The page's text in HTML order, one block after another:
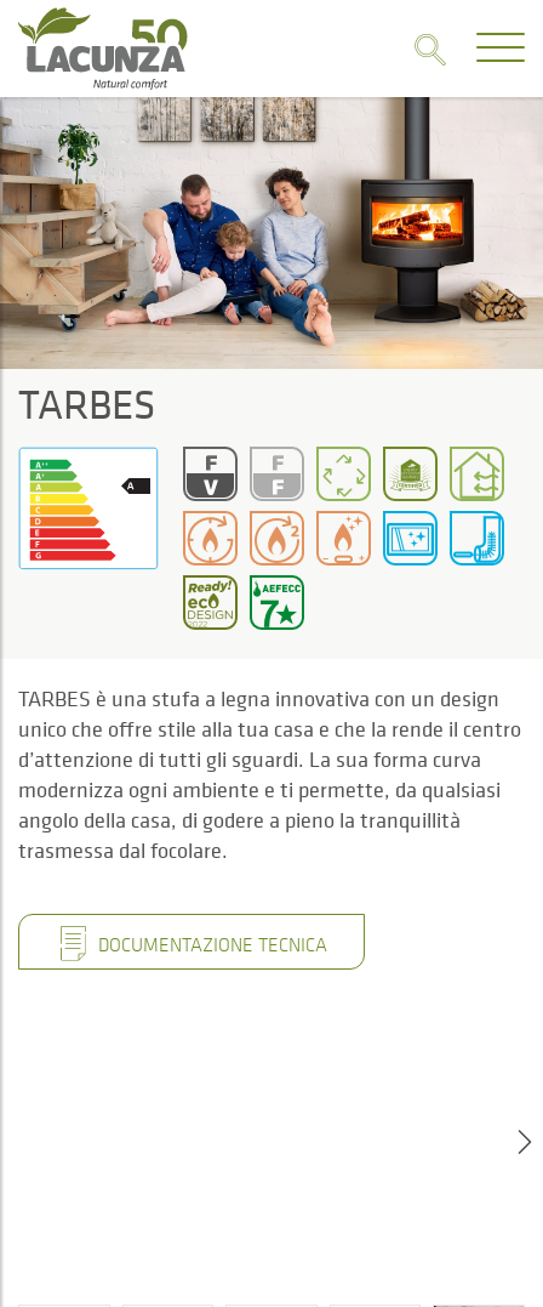
TARBES
TARBES è una stufa a legna innovativa con un design
unico che offre stile alla tua casa e che la rende il centro
d’attenzione di tutti gli sguardi. La sua forma curva
modernizza ogni ambiente e ti permette, da qualsiasi
angolo della casa, di godere a pieno la tranquillità
trasmessa dal focolare.
DOCUMENTAZIONE TECNICA